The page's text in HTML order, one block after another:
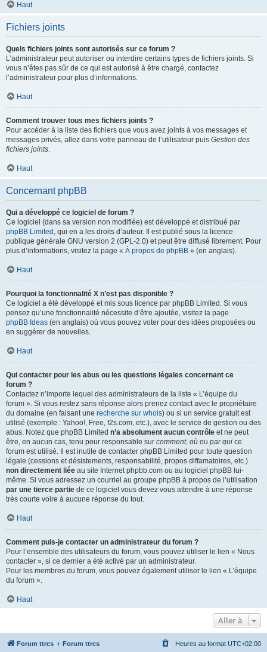
Haut
Fichiers joints
Quels fichiers joints sont autorisés sur ce forum ?
L’administrateur peut autoriser ou interdire certains types de fichiers joints. Si
vous n’êtes pas sûr de ce qui est autorisé à être chargé, contactez
l’administrateur pour plus d’informations.
Haut
Comment trouver tous mes fichiers joints ?
Pour accéder à la liste des fichiers que vous avez joints à vos messages et
messages privés, allez dans votre panneau de l’utilisateur puis Gestion des
fichiers joints.
Haut
Concernant phpBB
Qui a développé ce logiciel de forum ?
Ce logiciel (dans sa version non modifiée) est développé et distribué par
phpBB Limited , qui en a les droits d’auteur. Il est publié sous la licence
publique générale GNU version 2 (GPL-2.0) et peut être diffusé librement. Pour
plus d’informations, visitez la page « À propos de phpBB » (en anglais).
Haut
Pourquoi la fonctionnalité X n’est pas disponible ?
Ce logiciel a été développé et mis sous licence par phpBB Limited. Si vous
pensez qu’une fonctionnalité nécessite d’être ajoutée, visitez la page
phpBB Ideas (en anglais) où vous pouvez voter pour des idées proposées ou
en suggérer de nouvelles.
Haut
Qui contacter pour les abus ou les questions légales concernant ce
forum ?
Contactez n’importe lequel des administrateurs de la liste « L’équipe du
forum ». Si vous restez sans réponse alors prenez contact avec le propriétaire
du domaine (en faisant une recherche sur whois) ou si un service gratuit est
utilisé (exemple : Yahoo!, Free, f2s.com, etc.), avec le service de gestion ou des
abus. Notez que phpBB Limited n’a absolument aucun contrôle et ne peut
être, en aucun cas, tenu pour responsable sur comment, où ou par qui ce
forum est utilisé. Il est inutile de contacter phpBB Limited pour toute question
légale (cessions et désistements, responsabilité, propos diffamatoires, etc.)
non directement liée au site Internet phpbb.com ou au logiciel phpBB lui-
même. Si vous adressez un courriel au groupe phpBB à propos de l’utilisation
par une tierce partie de ce logiciel vous devez vous attendre à une réponse
très courte voire à aucune réponse du tout.
Haut
Comment puis-je contacter un administrateur du forum ?
Pour l’ensemble des utilisateurs du forum, vous pouvez utiliser le lien « Nous
contacter », si ce dernier a été activé par un administrateur.
Pour les membres du forum, vous pouvez également utiliser le lien « L’équipe
du forum ».
Haut
Aller à
Forum ttrcs Forum ttrcs Heures au format UTC+02:00